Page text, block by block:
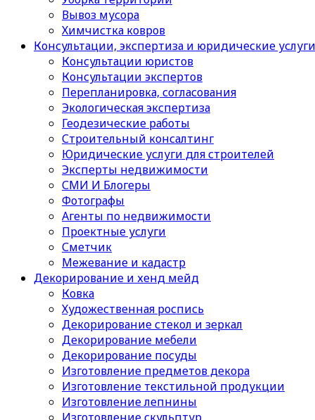
Вывоз мусора
Химчистка ковров
Консультации, экспертиза и юридические услуги
Консультации юристов
Консультации экспертов
Перепланировка, согласования
Экологическая экспертиза
Геодезические работы
Строительный консалтинг
Юридические услуги для строителей
Эксперты недвижимости
СМИ И Блогеры
Фотографы
Агенты по недвижимости
Проектные услуги
Сметчик
Межевание и кадастр
Декорирование и хенд мейд
Ковка
Художественная роспись
Декорирование стекол и зеркал
Декорирование мебели
Декорирование посуды
Изготовление предметов декора
Изготовление текстильной продукции
Изготовление лепнины